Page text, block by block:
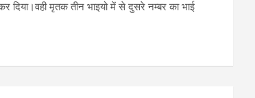
दिया।वही मृतक तीन भाइयो में से दुसरे नम्बर का भाई